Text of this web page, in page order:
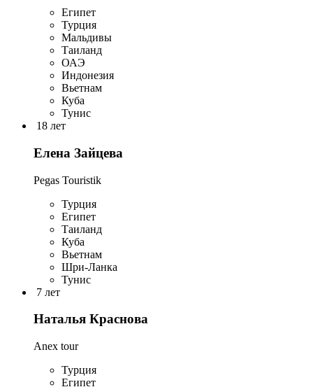
Египет
Турция
Мальдивы
Таиланд
ОАЭ
Индонезия
Вьетнам
Куба
Тунис
18 лет
Елена Зайцева
Pegas Touristik
Турция
Египет
Таиланд
Куба
Вьетнам
Шри-Ланка
Тунис
7 лет
Наталья Краснова
Anex tour
Турция
Египет